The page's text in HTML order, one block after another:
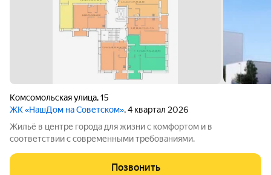
Комсомольская улица,15
ЖК «НашДом на Советском», 4 квартал 2026
Жильё в центре города для жизни с комфортом и в
соответствии с современными требованиями.
Позвонить